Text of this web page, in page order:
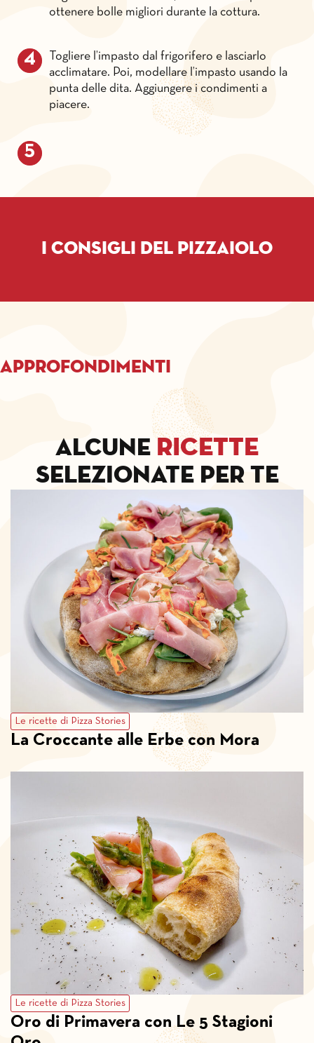
ottenere bolle migliori durante la cottura.
Togliere l’impasto dal frigorifero e lasciarlo
acclimatare. Poi, modellare l’impasto usando la
punta delle dita. Aggiungere i condimenti a
piacere.
I consigli del pizzaiolo
Approfondimenti
Alcune ricette
selezionate per te
Le ricette di Pizza Stories
La Croccante alle Erbe con Mora
Le ricette di Pizza Stories
Oro di Primavera con Le 5 Stagioni